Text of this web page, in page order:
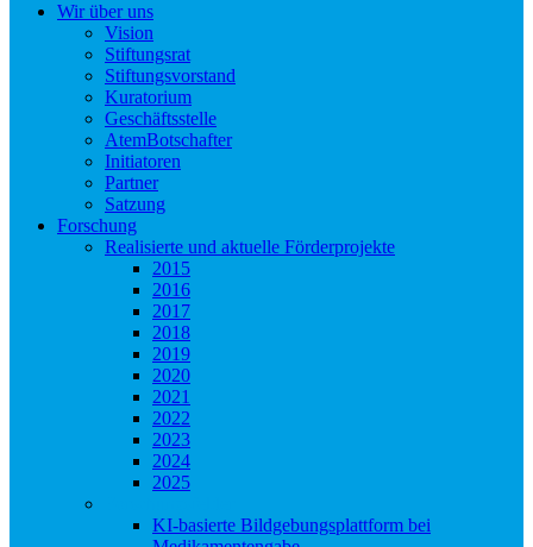
Wir über uns
Vision
Stiftungsrat
Stiftungsvorstand
Kuratorium
Geschäftsstelle
AtemBotschafter
Initiatoren
Partner
Satzung
Forschung
Realisierte und aktuelle Förderprojekte
2015
2016
2017
2018
2019
2020
2021
2022
2023
2024
2025
KI-basierte Bildgebungsplattform bei